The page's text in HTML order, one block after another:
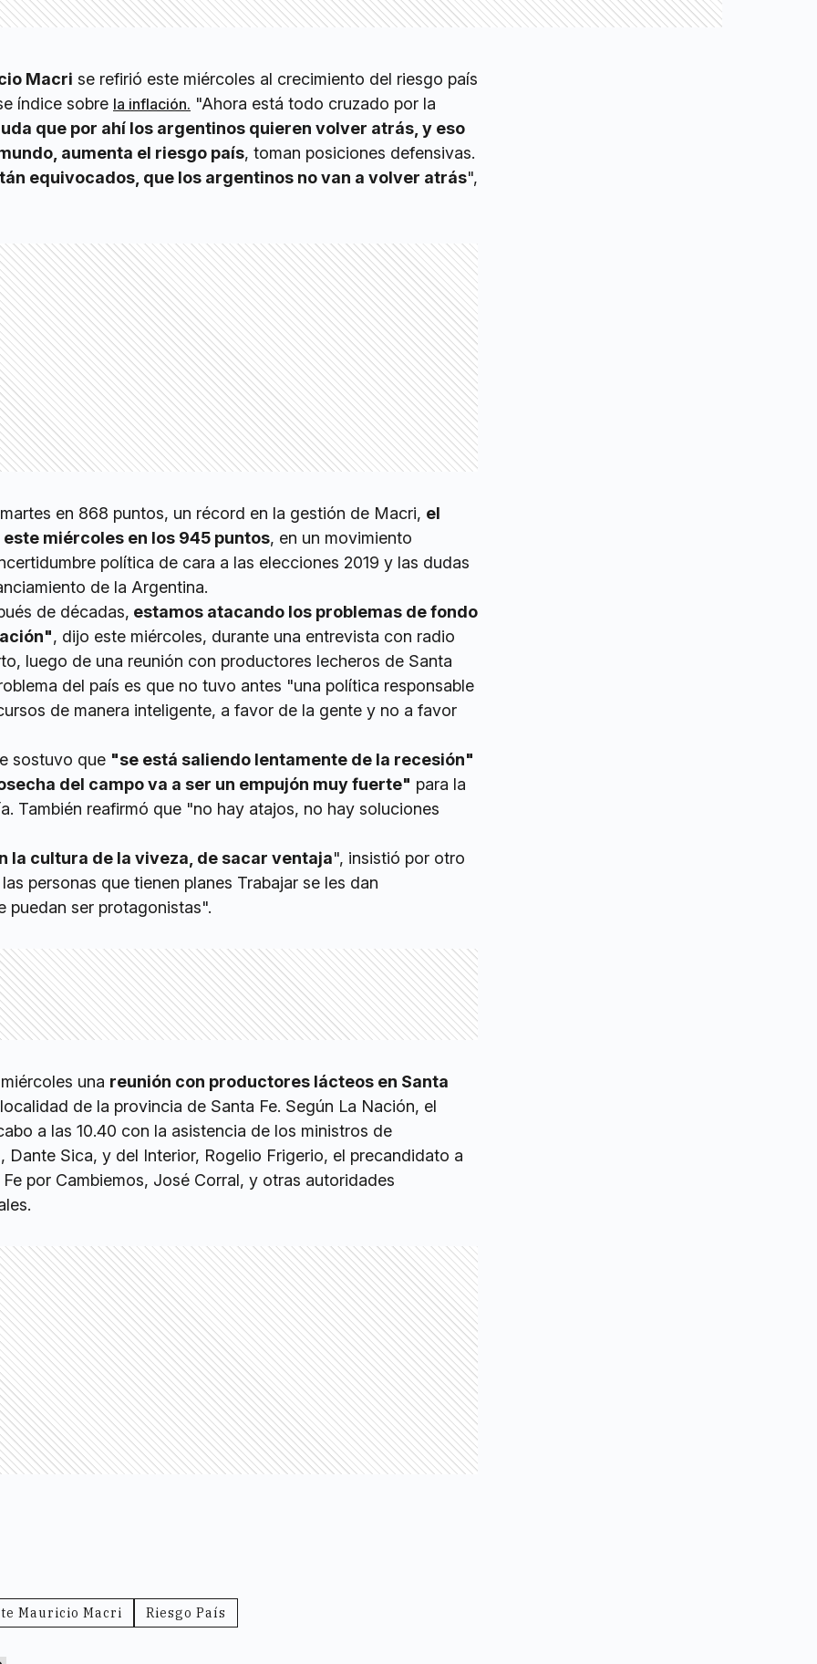
Macri se refirió este miércoles al crecimiento del riesgo país
índice sobre la inflación. "Ahora está todo cruzado por la
que por ahí los argentinos quieren volver atrás, y eso
aumenta el riesgo país, toman posiciones defensivas.
equivocados, que los argentinos no van a volver atrás",
en 868 puntos, un récord en la gestión de Macri, el
miércoles en los 945 puntos, en un movimiento
política de cara a las elecciones 2019 y las dudas
de la Argentina.
de décadas, estamos atacando los problemas de fondo
, dijo este miércoles, durante una entrevista con radio
luego de una reunión con productores lecheros de Santa
del país es que no tuvo antes "una política responsable
de manera inteligente, a favor de la gente y no a favor
sostuvo que "se está saliendo lentamente de la recesión"
del campo va a ser un empujón muy fuerte" para la
También reafirmó que "no hay atajos, no hay soluciones
la cultura de la viveza, de sacar ventaja", insistió por otro
personas que tienen planes Trabajar se les dan
puedan ser protagonistas".
una reunión con productores lácteos en Santa
de la provincia de Santa Fe. Según La Nación, el
a las 10.40 con la asistencia de los ministros de
Dante Sica, y del Interior, Rogelio Frigerio, el precandidato a
por Cambiemos, José Corral, y otras autoridades
Mauricio Macri Riesgo País